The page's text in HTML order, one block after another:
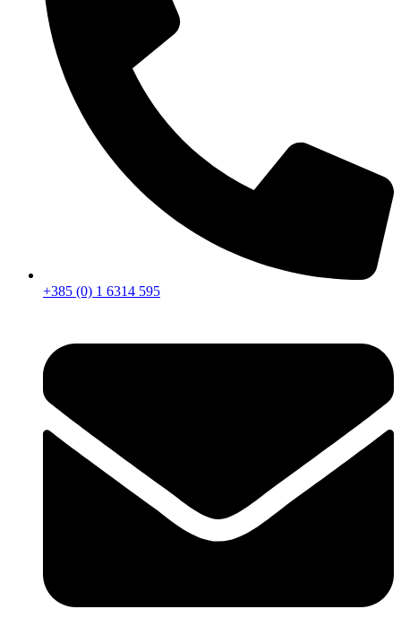
+385 (0) 1 6314 595